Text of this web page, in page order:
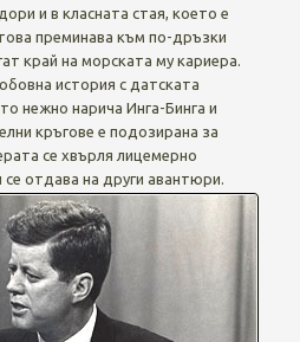
и в класната стая, което е
преминава към по-дръзки
край на морската му кариера.
история с датската
нежно нарича Инга-Бинга и
кръгове е подозирана за
се хвърля лицемерно
отдава на други авантюри.